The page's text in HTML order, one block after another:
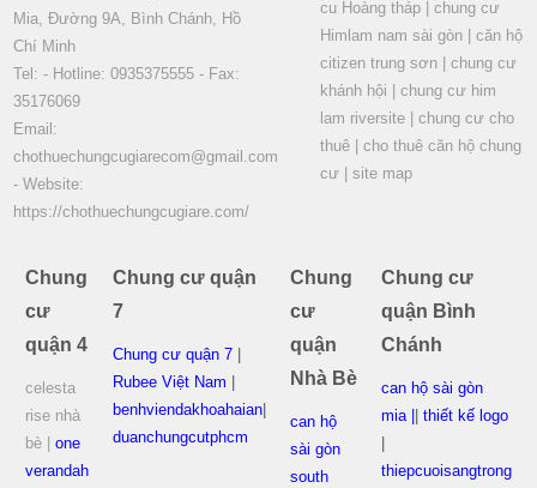
Mia, Đường 9A, Bình Chánh, Hồ
Chí Minh
Tel: - Hotline: 0935375555 - Fax:
35176069
Email:
chothuechungcugiarecom@gmail.com
- Website:
https://chothuechungcugiare.com/
cu Hoàng tháp| chung cư
Himlam nam sài gòn| căn hộ
citizen trung sơn| chung cư
khánh hội
chung cư him
lam riversite| chung cư cho
thuê| cho thuê căn hộ chung
cư| site map
Chung
cư
quận 4
celesta
rise nhà
bè |
one
verandah
Chung cư quận
7
Chung cư quận 7
Rubee Việt Nam
benhviendakhoahaian
duanchungcutphcm
Chung
cư
quận
Nhà Bè
can hộ
sài gòn
south
Chung cư
quận Bình
Chánh
can hộ sài gòn
mia |
|thiết kế logo
thiepcuoisangtrong